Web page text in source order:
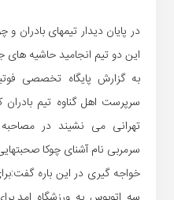
در پایان دیدار تیمهای
این دو تیم انجامید حاشیه
به گزارش پایگاه تخصصی
سرپرست اهل گناوه تیم
تهرانی می نشیند در
سرمربی نام آشنای چوکا
خواجه گیری در این باره